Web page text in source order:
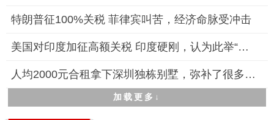
特朗普征100%关税 菲律宾叫苦，经济命脉受冲击
美国对印度加征高额关税 印度硬刚，认为此举“不公平、不公正、
人均2000元合租拿下深圳独栋别墅，弥补了很多人想住别墅但预算不
加载更多↓